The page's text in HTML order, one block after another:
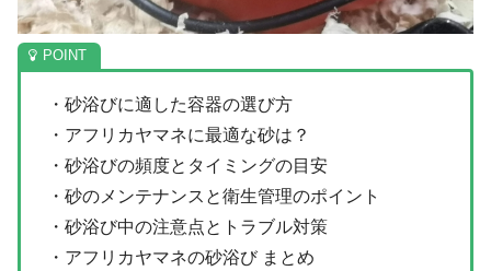
・砂浴びに適した容器の選び方
・アフリカヤマネに最適な砂は？
・砂浴びの頻度とタイミングの目安
・砂のメンテナンスと衛生管理のポイント
・砂浴び中の注意点とトラブル対策
・アフリカヤマネの砂浴び まとめ